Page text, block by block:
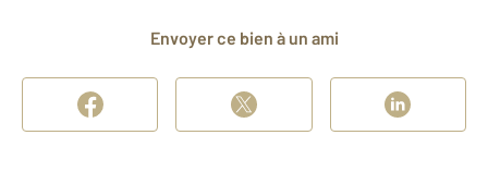
Envoyer ce bien à un ami